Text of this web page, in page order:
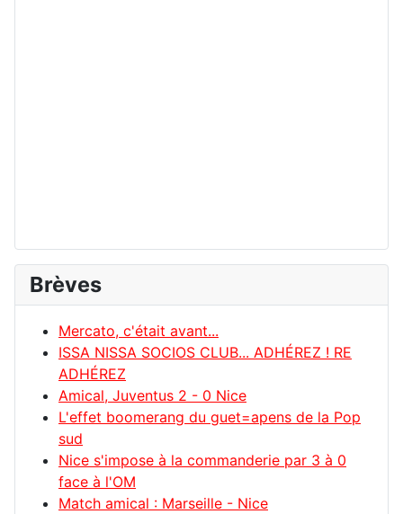
Brèves
Mercato, c'était avant...
ISSA NISSA SOCIOS CLUB... ADHÉREZ ! RE
ADHÉREZ
Amical, Juventus 2 - 0 Nice
L'effet boomerang du guet=apens de la Pop
sud
Nice s'impose à la commanderie par 3 à 0
face à l'OM
Match amical : Marseille - Nice